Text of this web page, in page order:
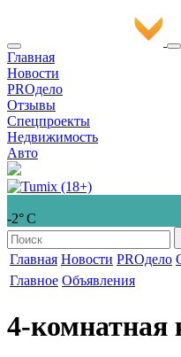
Главная
Новости
PROдело
Отзывы
Спецпроекты
Недвижимость
Авто
-2° С
Главная Новости PROдело
Главное Объявления
4-комнатная